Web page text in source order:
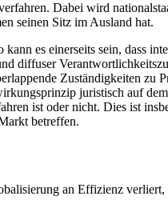
Dabei wird
seinen Sitz im Ausland hat.
es einerseits sein, dass
diffuser
Zuständigkeiten zu
juristisch auf
ist oder nicht. Dies ist
betreffen.
an Effizienz